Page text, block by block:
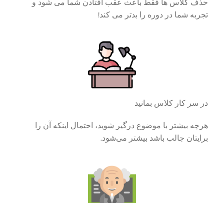
حذف کلاس ها فقط باعث عقب افتادن شما می شود و
تجربه شما در دوره را بدتر می کند!
در سر کار کلاس بمانید
هرچه بیشتر با موضوع درگیر شوید، احتمال اینکه آن را
برایتان جالب باشد بیشتر می‌شود.